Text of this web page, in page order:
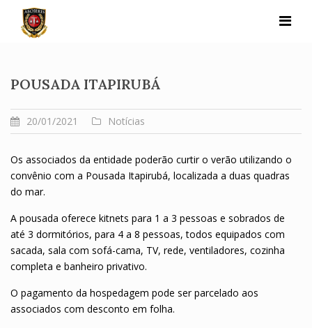
content
POUSADA ITAPIRUBÁ
20/01/2021 Notícias
Os associados da entidade poderão curtir o verão utilizando o
convênio com a Pousada Itapirubá, localizada a duas quadras
do mar.
A pousada oferece kitnets para 1 a 3 pessoas e sobrados de
até 3 dormitórios, para 4 a 8 pessoas, todos equipados com
sacada, sala com sofá-cama, TV, rede, ventiladores, cozinha
completa e banheiro privativo.
O pagamento da hospedagem pode ser parcelado aos
associados com desconto em folha.